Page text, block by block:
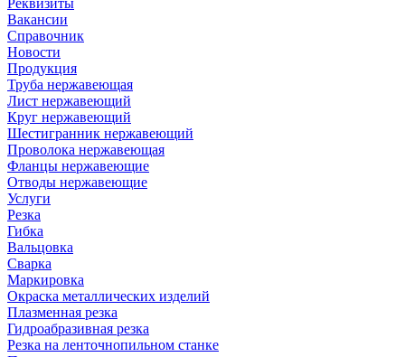
Реквизиты
Вакансии
Справочник
Новости
Продукция
Труба нержавеющая
Лист нержавеющий
Круг нержавеющий
Шестигранник нержавеющий
Проволока нержавеющая
Фланцы нержавеющие
Отводы нержавеющие
Услуги
Резка
Гибка
Вальцовка
Сварка
Маркировка
Окраска металлических изделий
Плазменная резка
Гидроабразивная резка
Резка на ленточнопильном станке